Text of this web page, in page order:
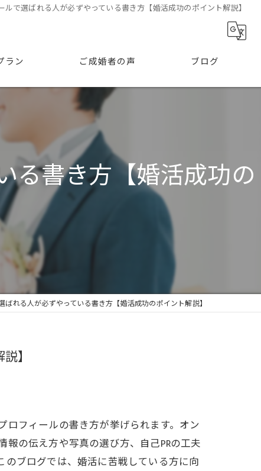
ルで選ばれる人が必ずやっている書き方【婚活成功のポイント解説】
ラン ご成婚者の声 ブログ
る書き方【婚活成功の
ばれる人が必ずやっている書き方【婚活成功のポイント解説】
】
フィールの書き方が挙げられます。オン
の伝え方や写真の選び方、自己PRの工夫
ブログでは、婚活に苦戦している方に向